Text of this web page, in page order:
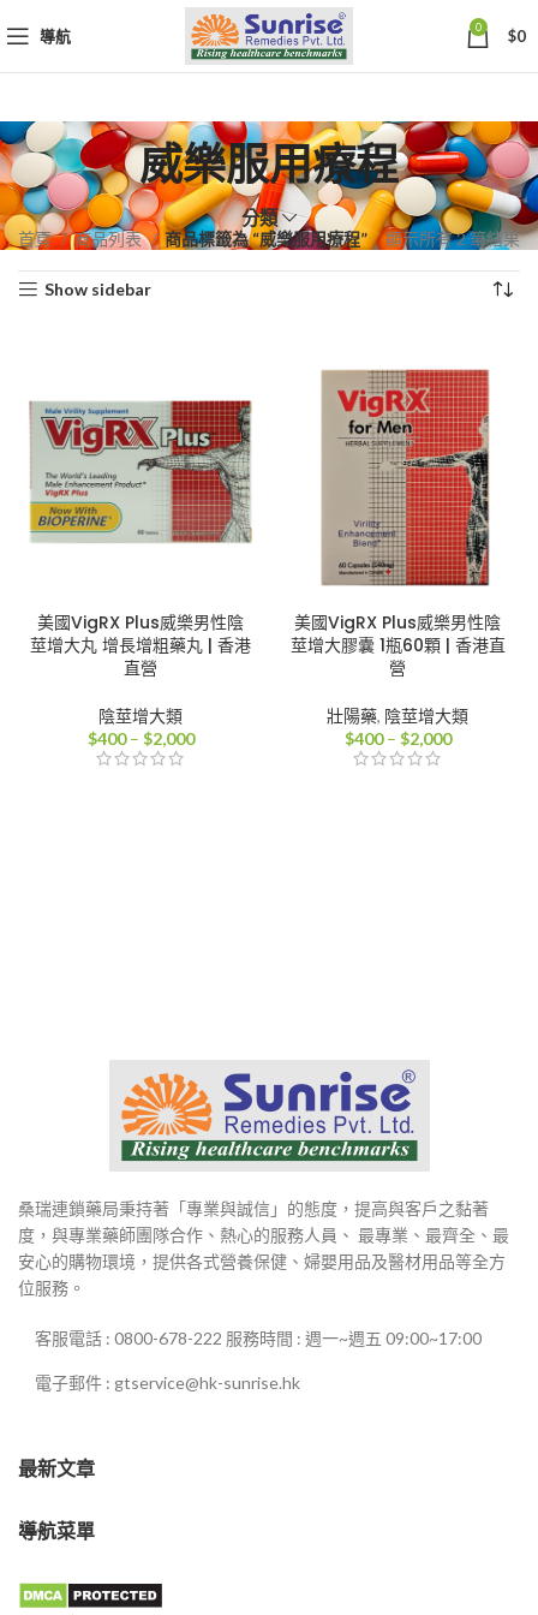
導航 0 $0
威樂服用療程
分類
首頁 商品列表 商品標籤為 “威樂服用療程” 顯示所有 2 筆結果依
Show sidebar
美國VigRX Plus威樂男性陰
莖增大丸 增長增粗藥丸 | 香港
直營
陰莖增大類
$400 – $2,000價
美國VigRX Plus威樂男性陰
莖增大膠囊 1瓶60顆 | 香港直
營
壯陽藥, 陰莖增大類
$400 – $2,000價
桑瑞連鎖藥局秉持著「專業與誠信」的態度，提高與客戶之黏著
度，與專業藥師團隊合作、熱心的服務人員、 最專業、最齊全、最
安心的購物環境，提供各式營養保健、婦嬰用品及醫材用品等全方
位服務。
客服電話 : 0800-678-222 服務時間 : 週一~週五 09:00~17:00
電子郵件 : gtservice@hk-sunrise.hk
最新文章
導航菜單